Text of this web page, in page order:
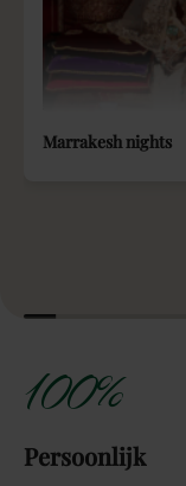
Marrakesh nights
100%
Persoonlijk